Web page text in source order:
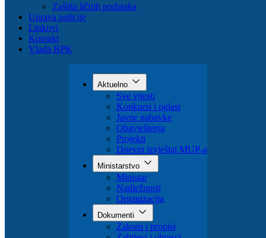
Zakoni i propisi
Zahtjevi i obrasci
Budžet
Zaštita ličnih podataka
Uprava policije
Aktuelno
Sve vijesti
Konkursi i oglasi
Javne nabavke
Obavještenja
Projekti
Dnevni izvještaj MUP-a
Ministarstvo
Ministar
Nadležnosti
Organizacija